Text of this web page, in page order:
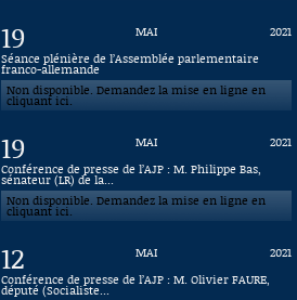
19 MAI
2021
Séance plénière de l’Assemblée parlementaire
franco-allemande
Non disponible. Demandez la mise en ligne en
cliquant ici.
19 MAI
2021
Conférence de presse de l’AJP : M. Philippe Bas,
sénateur (LR) de la...
Non disponible. Demandez la mise en ligne en
cliquant ici.
12 MAI
2021
Conférence de presse de l’AJP : M. Olivier FAURE,
député (Socialiste...